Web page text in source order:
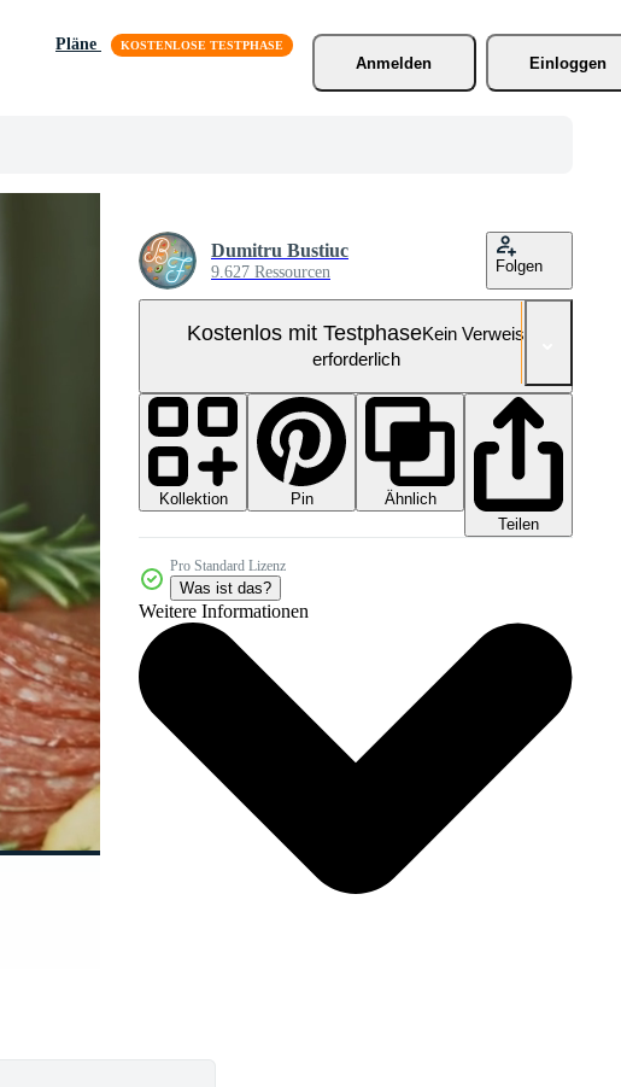
Pläne
Anmelden
Einloggen
Dumitru Bustiuc
9.627 Ressourcen Folgen
Kostenlos mit TestphaseKein Verweis
erforderlich
Kollektion Pin
Ähnlich
Teilen
Pro Standard Lizenz
Was ist das?
Weitere Informationen